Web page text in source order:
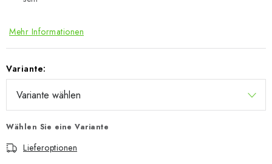
Mehr Informationen
Variante:
Wählen Sie eine Variante
Lieferoptionen